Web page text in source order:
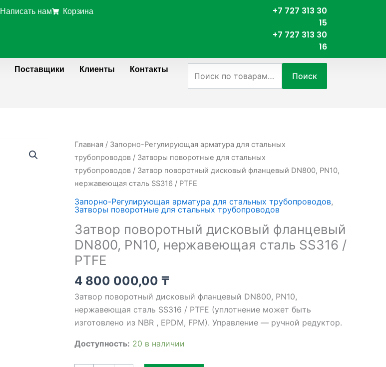
Написать нам Корзина
+7 727 313 30
15
+7 727 313 30
16
Поставщики Клиенты Контакты
Поиск
Главная / Запорно-Регулирующая арматура для стальных
трубопроводов / Затворы поворотные для стальных
трубопроводов / Затвор поворотный дисковый фланцевый DN800, PN10,
нержавеющая сталь SS316 / PTFE
Запорно-Регулирующая арматура для стальных трубопроводов,
Затворы поворотные для стальных трубопроводов
Затвор поворотный дисковый фланцевый
DN800, PN10, нержавеющая сталь SS316 /
PTFE
4 800 000,00 ₸
Затвор поворотный дисковый фланцевый DN800, PN10,
нержавеющая сталь SS316 / PTFE (уплотнение может быть
изготовлено из NBR , EPDM, FPM). Управление — ручной редуктор.
Доступность: 20 в наличии
Количество
товара
Затвор
поворотный
дисковый
фланцевый
DN800,
PN10,
нержавеющая
сталь
SS316
PTFE